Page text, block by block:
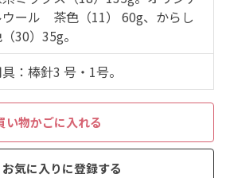
ウール 茶色（11） 60g、からし
30）35g。
：棒針3 号・1号。
い物かごに入れる
お気に入りに登録する